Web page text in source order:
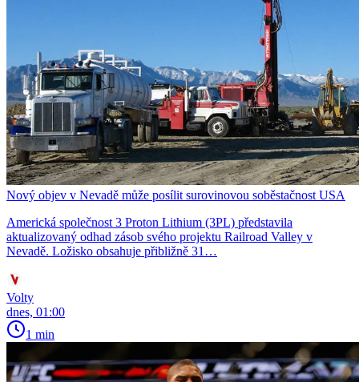
Nový objev v Nevadě může posílit surovinovou soběstačnost USA
Americká společnost 3 Proton Lithium (3PL) představila
aktualizovaný odhad zásob svého projektu Railroad Valley v
Nevadě. Ložisko obsahuje přibližně 31…
Volty
dnes, 01:00
1 min